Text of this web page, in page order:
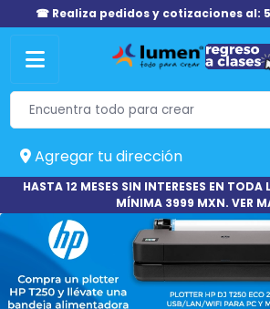
☎ Realiza pedidos y cotizaciones al:
Agregar tu dirección
HASTA 12 MESES SIN INTERESES EN
MÍNIMA 3999 MXN. VER